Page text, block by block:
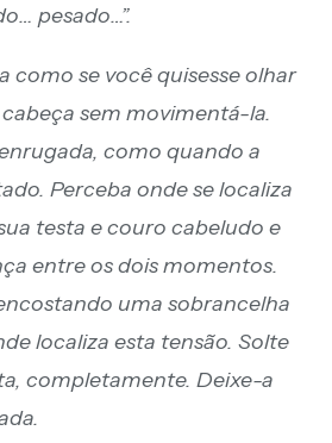
pesado…”.
como se você quisesse olhar
sem movimentá-la.
como quando a
Perceba onde se localiza
testa e couro cabeludo e
entre os dois momentos.
uma sobrancelha
localiza esta tensão. Solte
completamente. Deixe-a